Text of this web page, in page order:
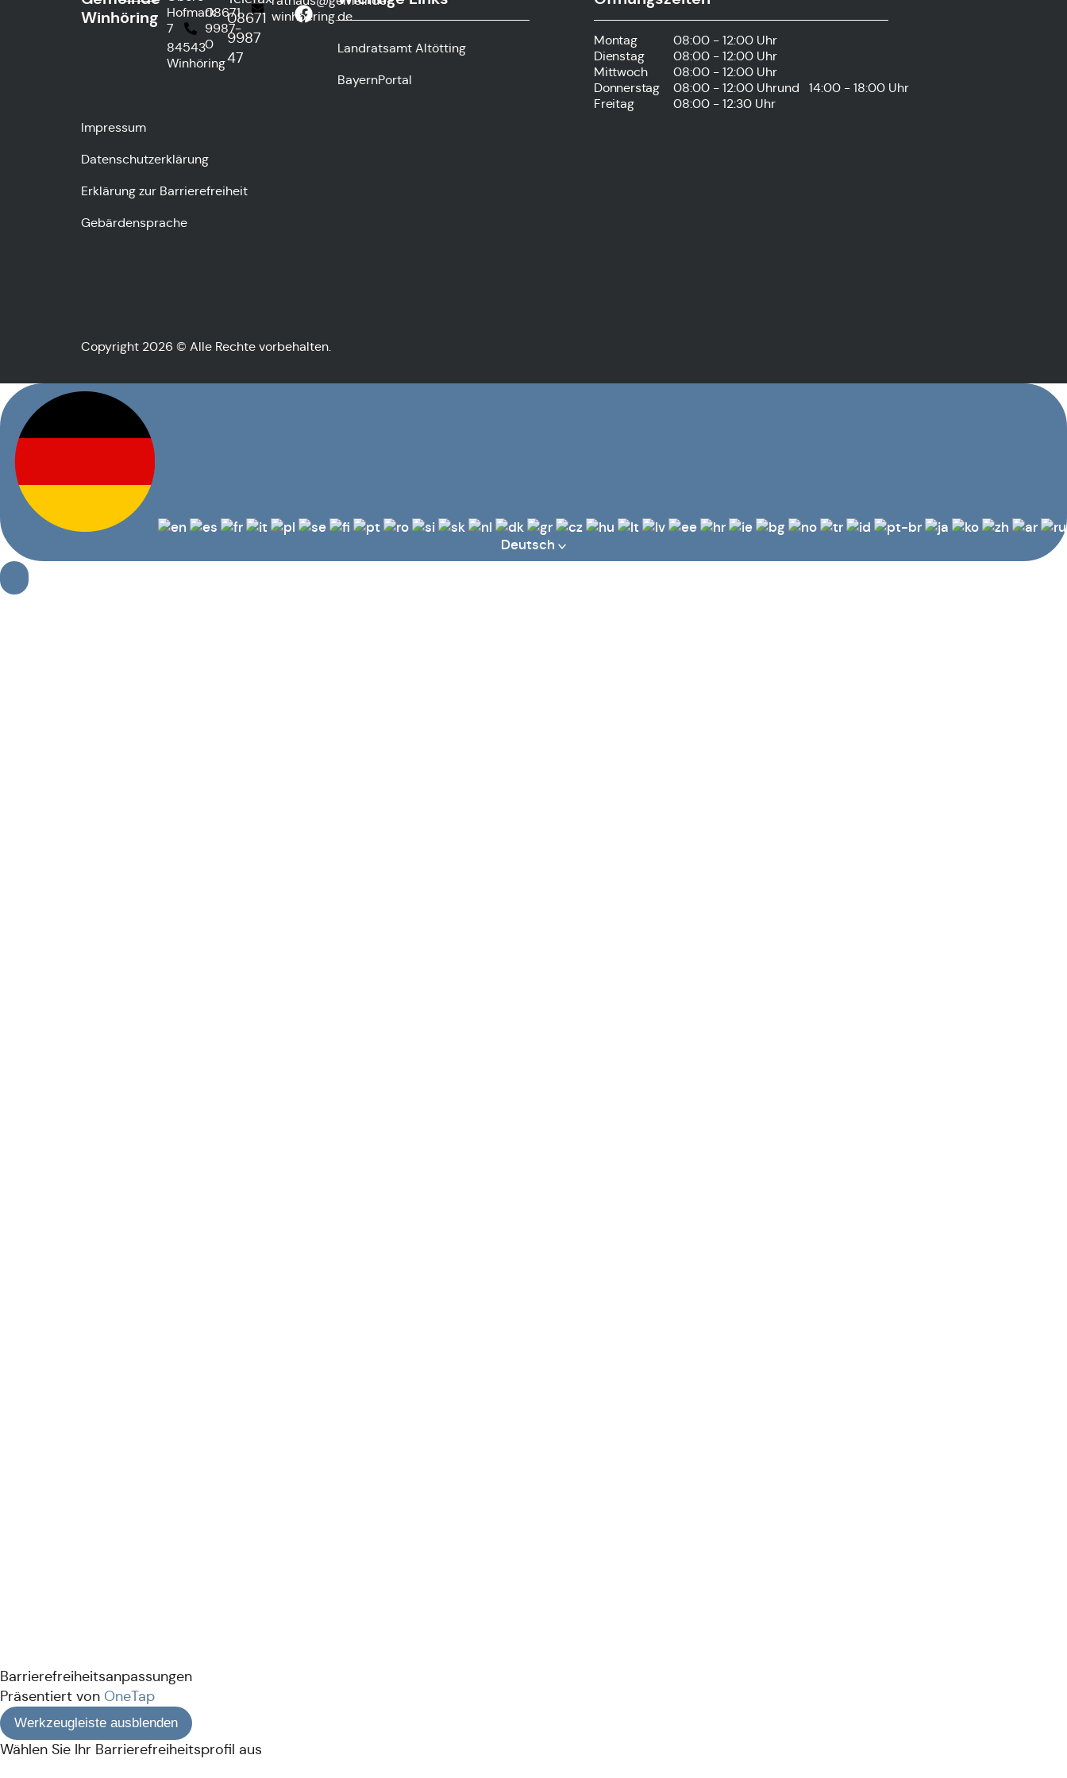
Winhöring
Hofmark
7
84543
Winhöring
08671
9987-
0
08671
9987
47
winhoering.de
Landratsamt Altötting
BayernPortal
Montag
08:00 - 12:00 Uhr
Dienstag
08:00 - 12:00 Uhr
Mittwoch
08:00 - 12:00 Uhr
Donnerstag
08:00 - 12:00 Uhrund
14:00 - 18:00 Uhr
Freitag
08:00 - 12:30 Uhr
Impressum
Datenschutzerklärung
Erklärung zur Barrierefreiheit
Gebärdensprache
Copyright 2026 © Alle Rechte vorbehalten.
Deutsch
Barrierefreiheitsanpassungen
Präsentiert von OneTap
Werkzeugleiste ausblenden
Wählen Sie Ihr Barrierefreiheitsprofil aus